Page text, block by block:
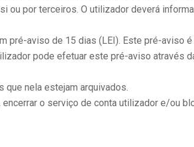
ou por terceiros. O utilizador deverá
pré-aviso de 15 dias (LEI). Este pré-aviso
pode efetuar este pré-aviso através
que nela estejam arquivados.
o serviço de conta utilizador e/ou